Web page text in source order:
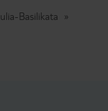
Basilikata